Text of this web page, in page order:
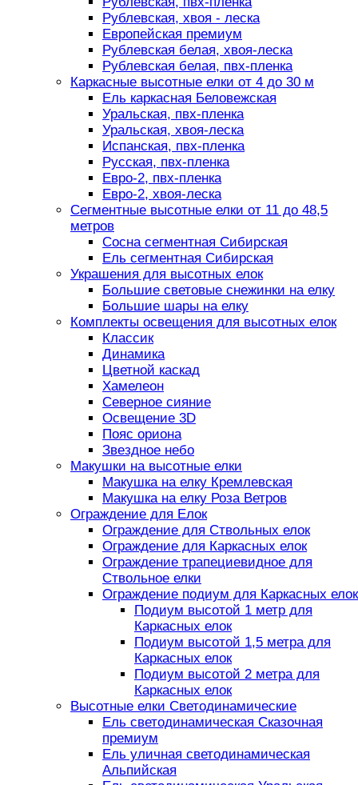
Рублевская, хвоя - леска
Европейская премиум
Рублевская белая, хвоя-леска
Рублевская белая, пвх-пленка
Каркасные высотные елки от 4 до 30 м
Ель каркасная Беловежская
Уральская, пвх-пленка
Уральская, хвоя-леска
Испанская, пвх-пленка
Русская, пвх-пленка
Евро-2, пвх-пленка
Евро-2, хвоя-леска
Сегментные высотные елки от 11 до 48,5
метров
Сосна сегментная Сибирская
Ель сегментная Сибирская
Украшения для высотных елок
Большие световые снежинки на елку
Большие шары на елку
Комплекты освещения для высотных елок
Классик
Динамика
Цветной каскад
Хамелеон
Северное сияние
Освещение 3D
Пояс ориона
Звездное небо
Макушки на высотные елки
Макушка на елку Кремлевская
Макушка на елку Роза Ветров
Ограждение для Елок
Ограждение для Ствольных елок
Ограждение для Каркасных елок
Ограждение трапециевидное для
Ствольное елки
Ограждение подиум для Каркасных елок
Подиум высотой 1 метр для
Каркасных елок
Подиум высотой 1,5 метра для
Каркасных елок
Подиум высотой 2 метра для
Каркасных елок
Высотные елки Светодинамические
Ель светодинамическая Сказочная
премиум
Ель уличная светодинамическая
Альпийская